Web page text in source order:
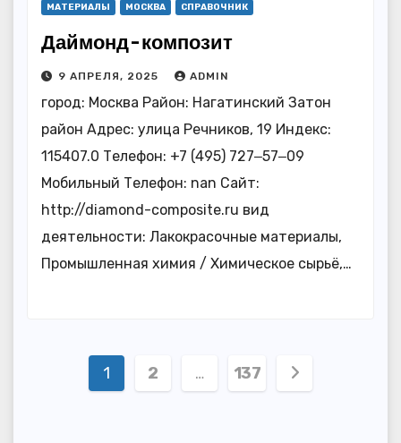
МАТЕРИАЛЫ МОСКВА СПРАВОЧНИК
Даймонд-композит
9 АПРЕЛЯ, 2025 ADMIN
город: Москва Район: Нагатинский Затон
район Адрес: улица Речников, 19 Индекс:
115407.0 Телефон: +7 (495) 727‒57‒09
Мобильный Телефон: nan Сайт:
http://diamond-composite.ru вид
деятельности: Лакокрасочные материалы,
Промышленная химия / Химическое сырьё,…
Пагинация
1 2 … 137